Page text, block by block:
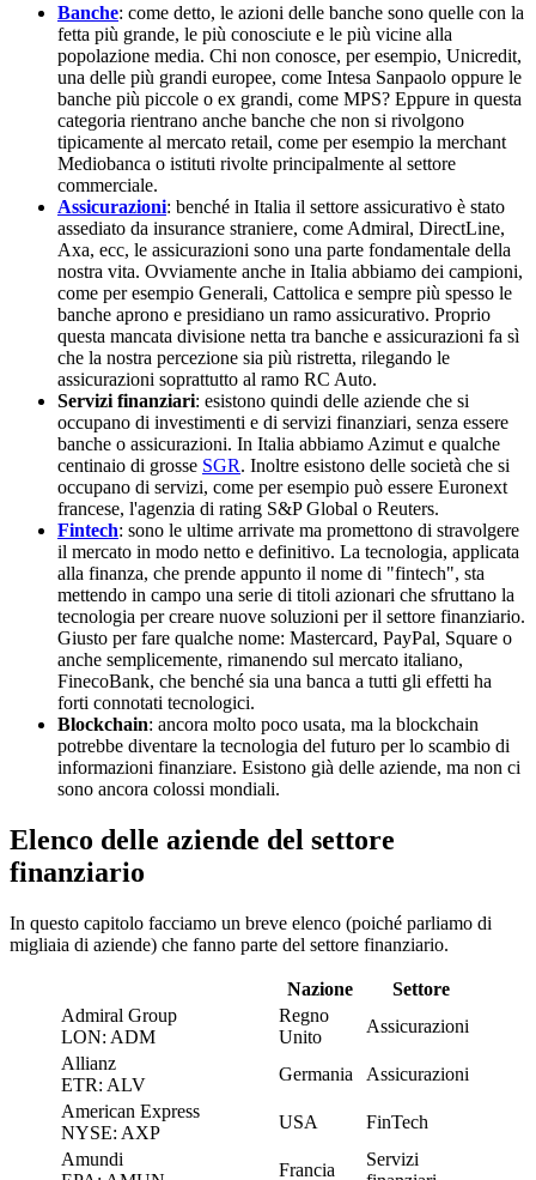
Banche: come detto, le azioni delle banche sono quelle con la
fetta più grande, le più conosciute e le più vicine alla
popolazione media. Chi non conosce, per esempio, Unicredit,
una delle più grandi europee, come Intesa Sanpaolo oppure le
banche più piccole o ex grandi, come MPS? Eppure in questa
categoria rientrano anche banche che non si rivolgono
tipicamente al mercato retail, come per esempio la merchant
Mediobanca o istituti rivolte principalmente al settore
commerciale.
Assicurazioni: benché in Italia il settore assicurativo è stato
assediato da insurance straniere, come Admiral, DirectLine,
Axa, ecc, le assicurazioni sono una parte fondamentale della
nostra vita. Ovviamente anche in Italia abbiamo dei campioni,
come per esempio Generali, Cattolica e sempre più spesso le
banche aprono e presidiano un ramo assicurativo. Proprio
questa mancata divisione netta tra banche e assicurazioni fa sì
che la nostra percezione sia più ristretta, rilegando le
assicurazioni soprattutto al ramo RC Auto.
Servizi finanziari: esistono quindi delle aziende che si
occupano di investimenti e di servizi finanziari, senza essere
banche o assicurazioni. In Italia abbiamo Azimut e qualche
centinaio di grosse SGR. Inoltre esistono delle società che si
occupano di servizi, come per esempio può essere Euronext
francese, l'agenzia di rating S&P Global o Reuters.
Fintech: sono le ultime arrivate ma promettono di stravolgere
il mercato in modo netto e definitivo. La tecnologia, applicata
alla finanza, che prende appunto il nome di "fintech", sta
mettendo in campo una serie di titoli azionari che sfruttano la
tecnologia per creare nuove soluzioni per il settore finanziario.
Giusto per fare qualche nome: Mastercard, PayPal, Square o
anche semplicemente, rimanendo sul mercato italiano,
FinecoBank, che benché sia una banca a tutti gli effetti ha
forti connotati tecnologici.
Blockchain: ancora molto poco usata, ma la blockchain
potrebbe diventare la tecnologia del futuro per lo scambio di
informazioni finanziare. Esistono già delle aziende, ma non ci
sono ancora colossi mondiali.
Elenco delle aziende del settore
finanziario
In questo capitolo facciamo un breve elenco (poiché parliamo di
migliaia di aziende) che fanno parte del settore finanziario.
Nazione
Settore
Admiral Group
LON: ADM
Regno
Unito
Assicurazioni
Allianz
ETR: ALV
Germania
Assicurazioni
American Express
NYSE: AXP
USA
FinTech
Amundi
Francia
Servizi